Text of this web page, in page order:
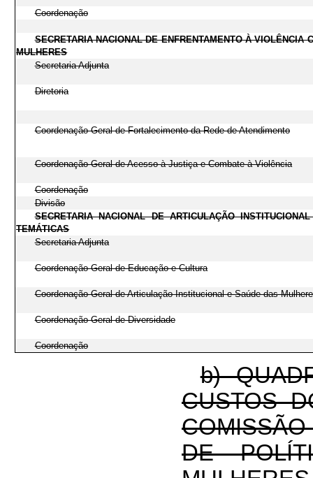
Coordenação
SECRETARIA NACIONAL DE ENFRENTAMENTO À VIOLÊNCIA
MULHERES
Secretaria Adjunta
Diretoria
Coordenação-Geral de Fortalecimento da Rede de Atendimento
Coordenação-Geral de Acesso à Justiça e Combate à Violência
Coordenação
Divisão
SECRETARIA NACIONAL DE ARTICULAÇÃO
TEMÁTICAS
Secretaria Adjunta
Coordenação-Geral de Educação e Cultura
Coordenação-Geral de Articulação Institucional e Saúde das
Coordenação-Geral de Diversidade
Coordenação
b)
CUSTOS
DE